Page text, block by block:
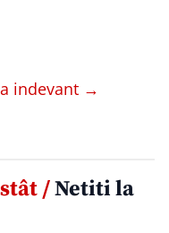
indevant →
/Netiti la